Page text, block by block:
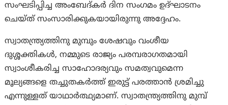
സംഘടിപ്പിച്ച അംബേദ്കർ ദിന സംഗമം ഉദ്ഘാടനം
ചെയ്ത് സംസാരിക്കുകയായിരുന്നു അദ്ദേഹം.
സ്വാതന്ത്ര്യത്തിനു മുമ്പും ശേഷവും വംശീയ
ദുശ്ശക്തികൾ, നമ്മുടെ രാജ്യം പരമ്പരാഗതമായി
സ്വാംശീകരിച്ച സാഹോദര്യവും സമത്വവുമെന്ന
മൂല്യങ്ങളെ തച്ചുതകർത്ത് ഇരുട്ട് പരത്താൻ ശ്രമിച്ചു
എന്നുള്ളത് യാഥാർത്ഥ്യമാണ്. സ്വാതന്ത്ര്യത്തിനു മുമ്പ്